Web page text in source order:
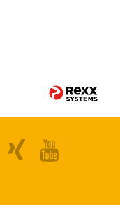
Facebook
Xing